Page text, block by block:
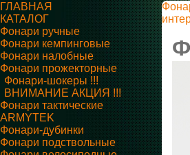
ГЛАВНАЯ
КАТАЛОГ
Фонари ручные
Фонари кемпинговые
Фонари налобные
Фонари прожекторные
Фонари-шокеры !!!
ВНИМАНИЕ АКЦИЯ !!!
Фонари тактические
ARMYTEK
Фонари-дубинки
Фонари подствольные